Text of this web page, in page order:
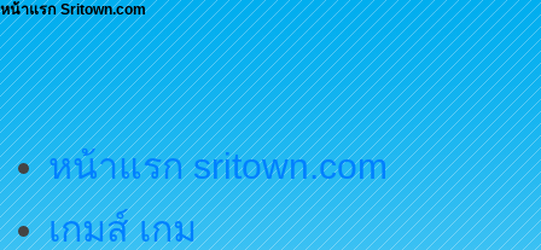
หน้าแรก Sritown.com
หน้าแรก sritown.com
เกมส์ เกม